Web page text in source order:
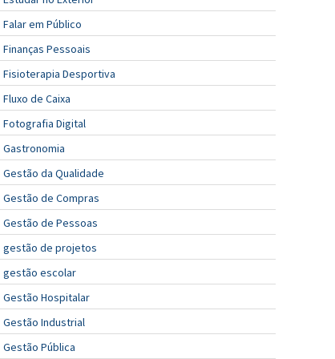
Falar em Público
Finanças Pessoais
Fisioterapia Desportiva
Fluxo de Caixa
Fotografia Digital
Gastronomia
Gestão da Qualidade
Gestão de Compras
Gestão de Pessoas
gestão de projetos
gestão escolar
Gestão Hospitalar
Gestão Industrial
Gestão Pública